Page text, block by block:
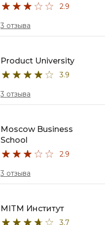
2.9
3 отзыва
Product University
3.9
3 отзыва
Moscow Business
School
2.9
3 отзыва
MITM Институт
3.7